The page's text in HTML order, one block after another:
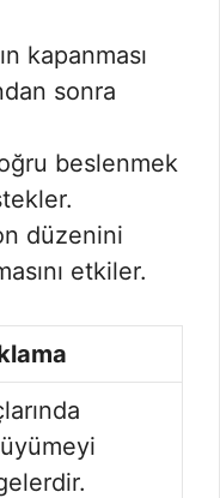
kapanması
sonra
beslenmek
düzenini
etkiler.